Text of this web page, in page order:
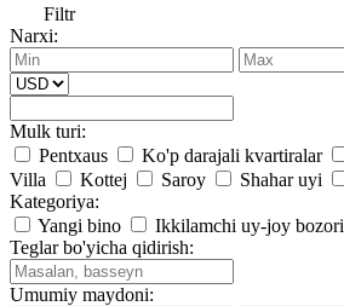
Filtr
Narxi:
Mulk turi:
Pentxaus
Ko'p darajali kvartiralar
Villa
Kottej Saroy Shahar uyi
Kategoriya:
Yangi bino
Ikkilamchi uy-joy bozori
Teglar bo'yicha qidirish:
Umumiy maydoni: